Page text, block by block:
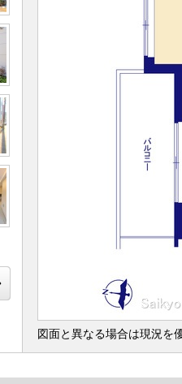
図面と異なる場合は現況を